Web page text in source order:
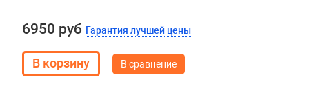
6950 руб Гарантия лучшей цены
В сравнение